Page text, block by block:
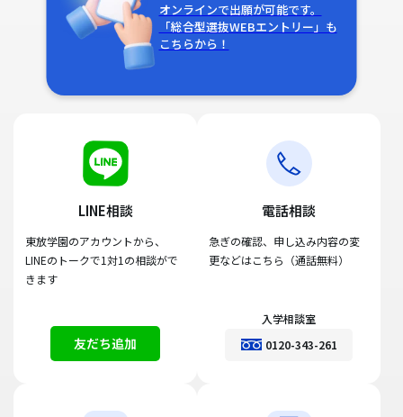
オンラインで出願が可能です。
「総合型選抜WEBエントリー」も
こちらから！
LINE相談
東放学園のアカウントから、
LINEのトークで1対1の相談がで
きます
友だち追加
電話相談
急ぎの確認、申し込み内容の変
更などはこちら（通話無料）
入学相談室
0120-343-261